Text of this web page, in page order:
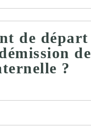
de départ
de
?